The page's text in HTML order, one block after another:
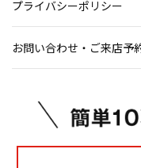
プライバシーポリシー
お問い合わせ・ご来店予